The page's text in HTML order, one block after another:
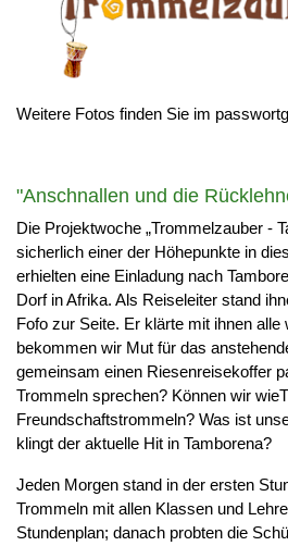
Weitere Fotos finden Sie im
"Anschnallen und die
Die Projektwoche „Trommelzauber -
sicherlich einer der Höhepunkte in
erhielten eine Einladung nach
Dorf in Afrika. Als Reiseleiter stand
Fofo zur Seite. Er klärte mit ihnen alle
bekommen wir Mut für das
gemeinsam einen Riesenreisekoffer
Trommeln sprechen? Können wir
Freundschaftstrommeln? Was ist
klingt der aktuelle Hit in Tamborena?
Jeden Morgen stand in der ersten
Trommeln mit allen Klassen und
Stundenplan; danach probten die